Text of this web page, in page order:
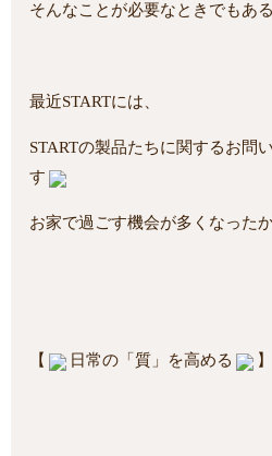
そんなことが必要なときでもあ
最近STARTには、
STARTの製品たちに関するお問
す
お家で過ごす機会が多くなったか
【 日常の「質」を高める 】